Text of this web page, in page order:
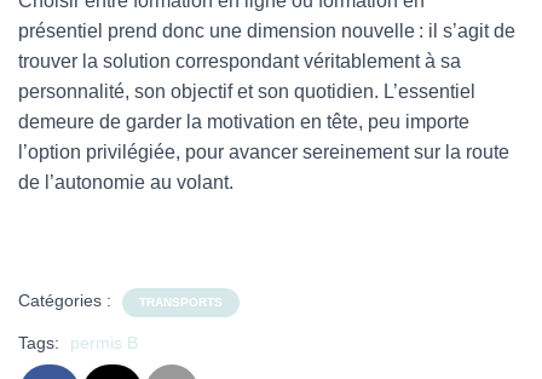
présentiel prend donc une dimension nouvelle : il s’agit de
trouver la solution correspondant véritablement à sa
personnalité, son objectif et son quotidien. L’essentiel
demeure de garder la motivation en tête, peu importe
l’option privilégiée, pour avancer sereinement sur la route
de l’autonomie au volant.
Catégories : TRANSPORTS
Tags: permis B